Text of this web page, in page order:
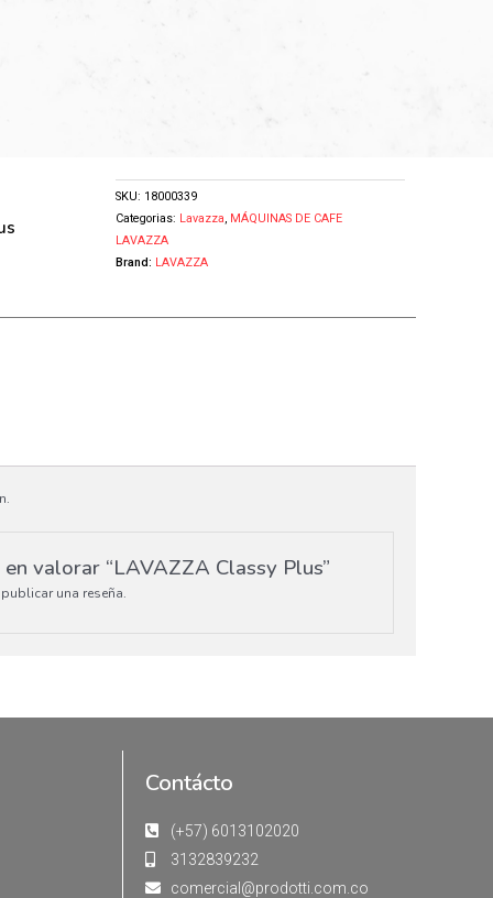
SKU: 18000339
Categorias: Lavazza, MÁQUINAS DE CAFE
LAVAZZA
Brand: LAVAZZA
valorar “LAVAZZA Classy Plus”
una reseña.
Contácto
(+57) 6013102020
3132839232
comercial@prodotti.com.co